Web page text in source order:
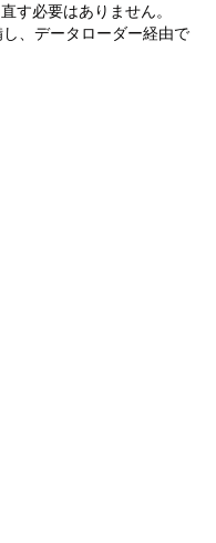
す必要はありません。
、データローダー経由で
トします。
データキットには、
デルオブジェクトにマッ
ェクトの定義済みデータ